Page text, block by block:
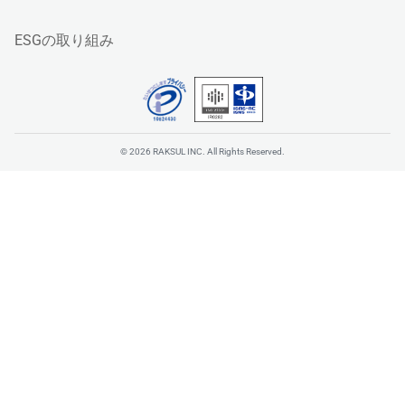
ESGの取り組み
© 2026 RAKSUL INC. All Rights Reserved.